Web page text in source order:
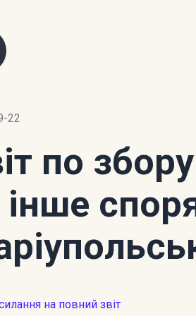
22
по збору
інше
на повний звіт